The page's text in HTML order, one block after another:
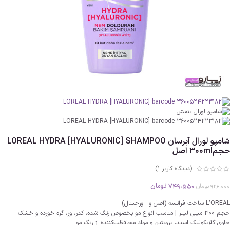
شامپو لورال آبرسان LOREAL HYDRA [HYALURONIC] SHAMPOO
حجم300ml اصل
(دیدگاه کاربر 1
)
926،000تومان 749،550 تومان
L’OREAL ساخت فرانسه (اصل و اورجینال)
حجم 300 میلی لیتر | مناسب انواع مو بخصوص رنگ شده، کدر، وز، گره خورده و خشک
حاوی گلایکولیک اسید، پروتئین و مواد محافظت‌کننده از رنگ مو